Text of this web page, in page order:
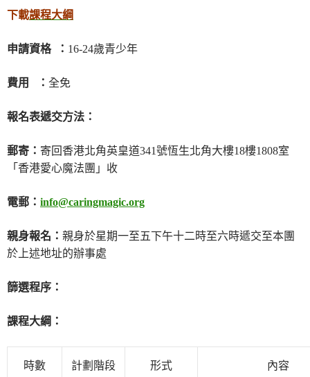
下載課程大綱
申請資格 ： 16-24歲青少年
費用 ： 全免
報名表遞交方法：
郵寄： 寄回香港北角英皇道341號恆生北角大樓18樓1808室
「香港愛心魔法團」收
電郵： info@caringmagic.org
親身報名： 親身於星期一至五下午十二時至六時遞交至本團
於上述地址的辦事處
篩選程序：
課程大綱：
時數 計劃階段 形式 內容